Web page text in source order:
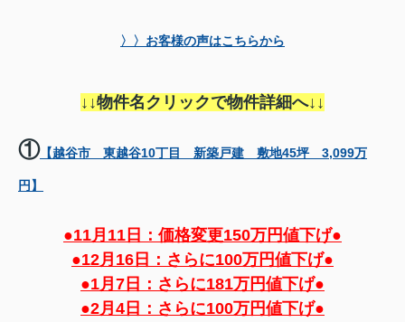
〉〉お客様の声はこちらから
↓↓物件名クリックで物件詳細へ↓↓
①【越谷市 東越谷10丁目 新築戸建 敷地45坪 3,099万
円】
●11月11日：価格変更150万円値下げ●
●12月16日：さらに100万円値下げ●
●1月7日：さらに181万円値下げ●
●2月4日：さらに100万円値下げ●